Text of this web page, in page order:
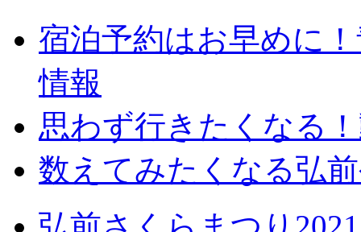
宿泊予約はお早めに
情報
思わず行きたくなる
数えてみたくなる弘